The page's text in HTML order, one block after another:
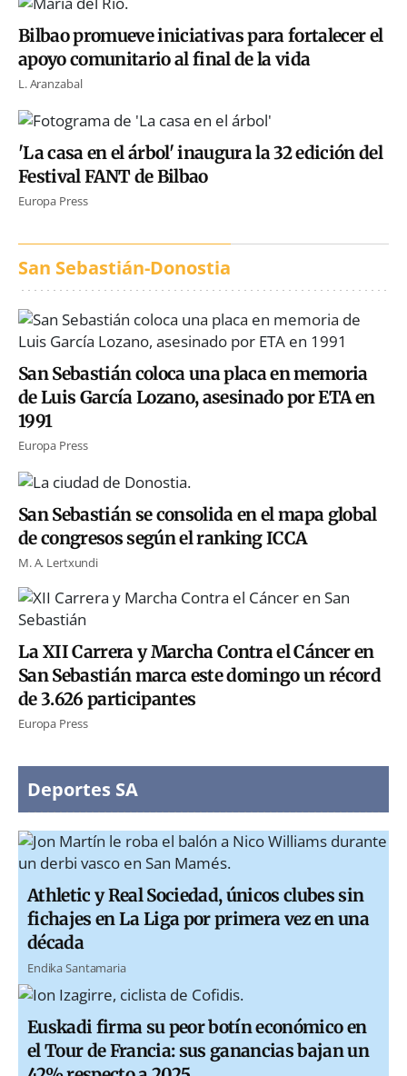
Bilbao promueve iniciativas para fortalecer el
apoyo comunitario al final de la vida
L. Aranzabal
'La casa en el árbol' inaugura la 32 edición del
Festival FANT de Bilbao
Europa Press
San Sebastián-Donostia
San Sebastián coloca una placa en memoria
de Luis García Lozano, asesinado por ETA en
1991
Europa Press
San Sebastián se consolida en el mapa global
de congresos según el ranking ICCA
M. A. Lertxundi
La XII Carrera y Marcha Contra el Cáncer en
San Sebastián marca este domingo un récord
de 3.626 participantes
Europa Press
Deportes SA
Athletic y Real Sociedad, únicos clubes sin
fichajes en La Liga por primera vez en una
década
Endika Santamaria
Euskadi firma su peor botín económico en
el Tour de Francia: sus ganancias bajan un